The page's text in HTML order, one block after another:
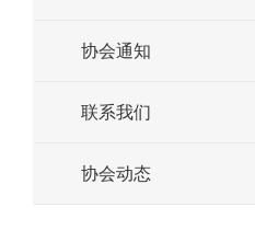
协会通知
联系我们
协会动态